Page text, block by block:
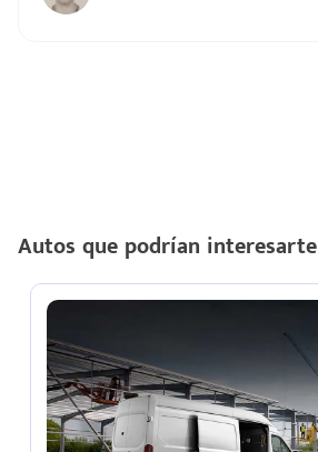
Autos que podrían interesarte